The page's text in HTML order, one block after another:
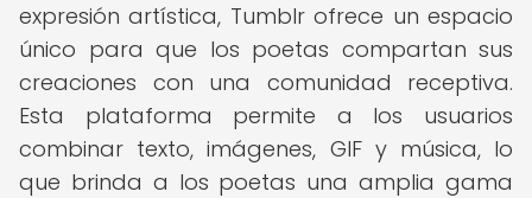
expresión artística, Tumblr ofrece un espacio
único para que los poetas compartan sus
creaciones con una comunidad receptiva.
Esta plataforma permite a los usuarios
combinar texto, imágenes, GIF y música, lo
que brinda a los poetas una amplia gama